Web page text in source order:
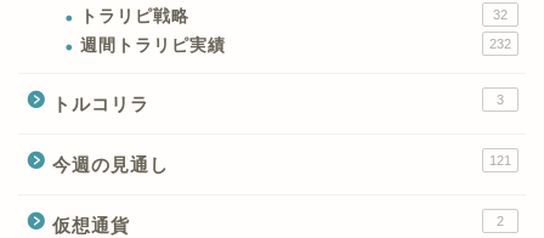
トラリピ戦略 32
週間トラリピ実績 232
トルコリラ 3
今週の見通し 121
仮想通貨 2